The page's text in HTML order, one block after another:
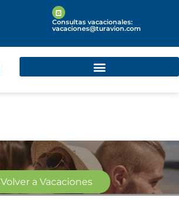
Consultas vacacionales:
vacaciones@turavion.com
Volver a Vacaciones